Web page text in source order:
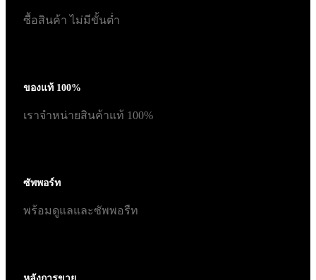
ซื้อสินค้า ไม่มีขั้นต่ำ
ของแท้ 100%
เราจำหน่ายสินค้าแท้ 100%
ซัพพอร์ท
พร้อมดูแลและซัพพอรืท